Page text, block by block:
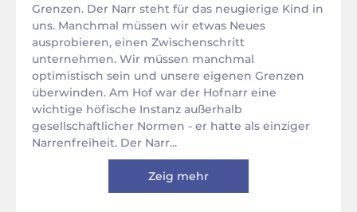
Grenzen. Der Narr steht für das neugierige Kind in
uns. Manchmal müssen wir etwas Neues
ausprobieren, einen Zwischenschritt
unternehmen. Wir müssen manchmal
optimistisch sein und unsere eigenen Grenzen
überwinden. Am Hof war der Hofnarr eine
wichtige höfische Instanz außerhalb
gesellschaftlicher Normen - er hatte als einziger
Narrenfreiheit. Der Narr...
Zeig mehr